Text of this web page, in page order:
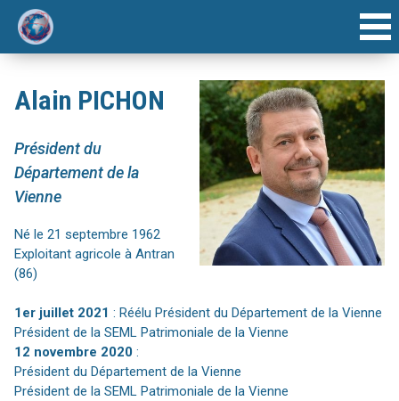
ARTICLE
FORUMS ANNUELS
Alain PICHON
Président du
Département de la
Vienne
Né le 21 septembre 1962
Exploitant agricole à Antran
(86)
1er juillet 2021 : Réélu Président du Département de la Vienne
Président de la SEML Patrimoniale de la Vienne
12 novembre 2020 :
Président du Département de la Vienne
Président de la SEML Patrimoniale de la Vienne